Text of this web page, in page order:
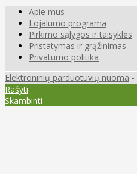
Apie mus
Lojalumo programa
Pirkimo sąlygos ir taisyklės
Pristatymas ir grąžinimas
Privatumo politika
Elektroninių parduotuvių nuoma -
Rašyti
Skambinti